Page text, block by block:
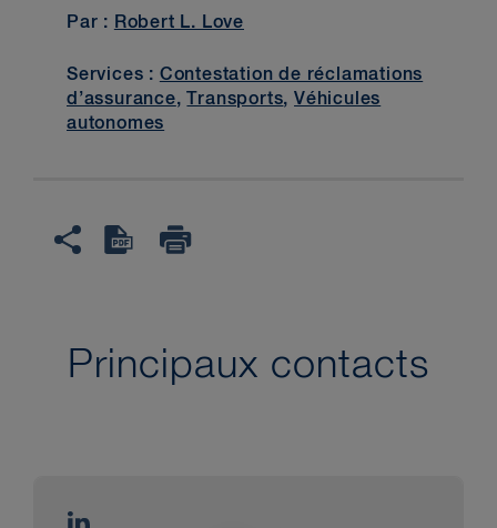
Par : Robert L. Love
Services : Contestation de réclamations
d’assurance,Transports,Véhicules
autonomes
Principaux contacts